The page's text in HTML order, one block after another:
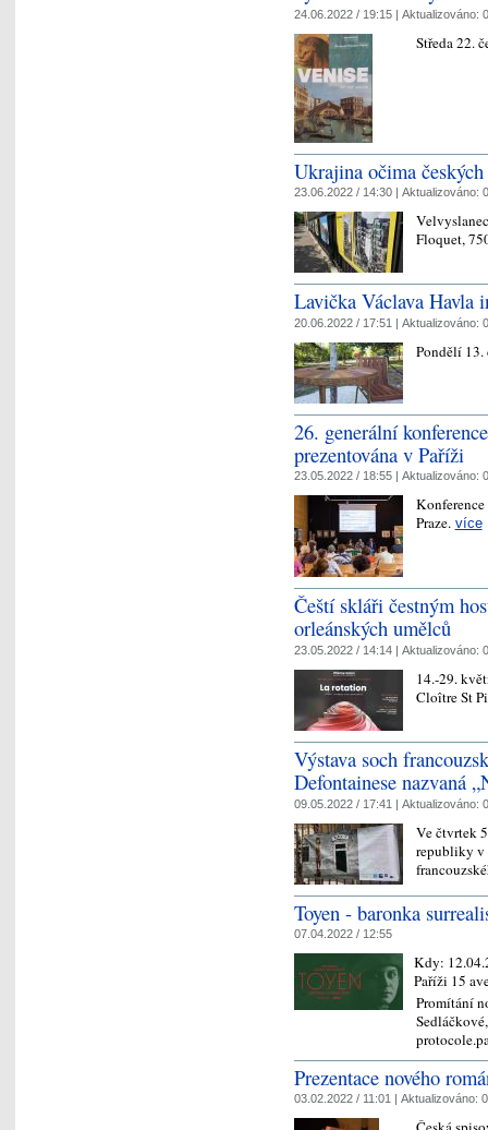
24.06.2022 / 19:15 | Aktualizováno:
Středa 22.
Ukrajina očima
23.06.2022 / 14:30 | Aktualizováno:
Floquet,
Lavička Václava Havla
20.06.2022 / 17:51 | Aktualizováno:
Pondělí
26. generální
prezentována v Paříži
23.05.2022 / 18:55 | Aktualizováno:
Konference
Praze. více
Čeští skláři čestným
orleánských umělců
23.05.2022 / 14:14 | Aktualizováno:
14.-29.
Cloître St
Výstava soch
Defontainese nazvaná
09.05.2022 / 17:41 | Aktualizováno:
Ve čtvrtek
republiky v
Toyen - baronka
07.04.2022 / 12:55
Kdy:
Paříži 15
Promítání
Prezentace nového
03.02.2022 / 11:01 | Aktualizováno: